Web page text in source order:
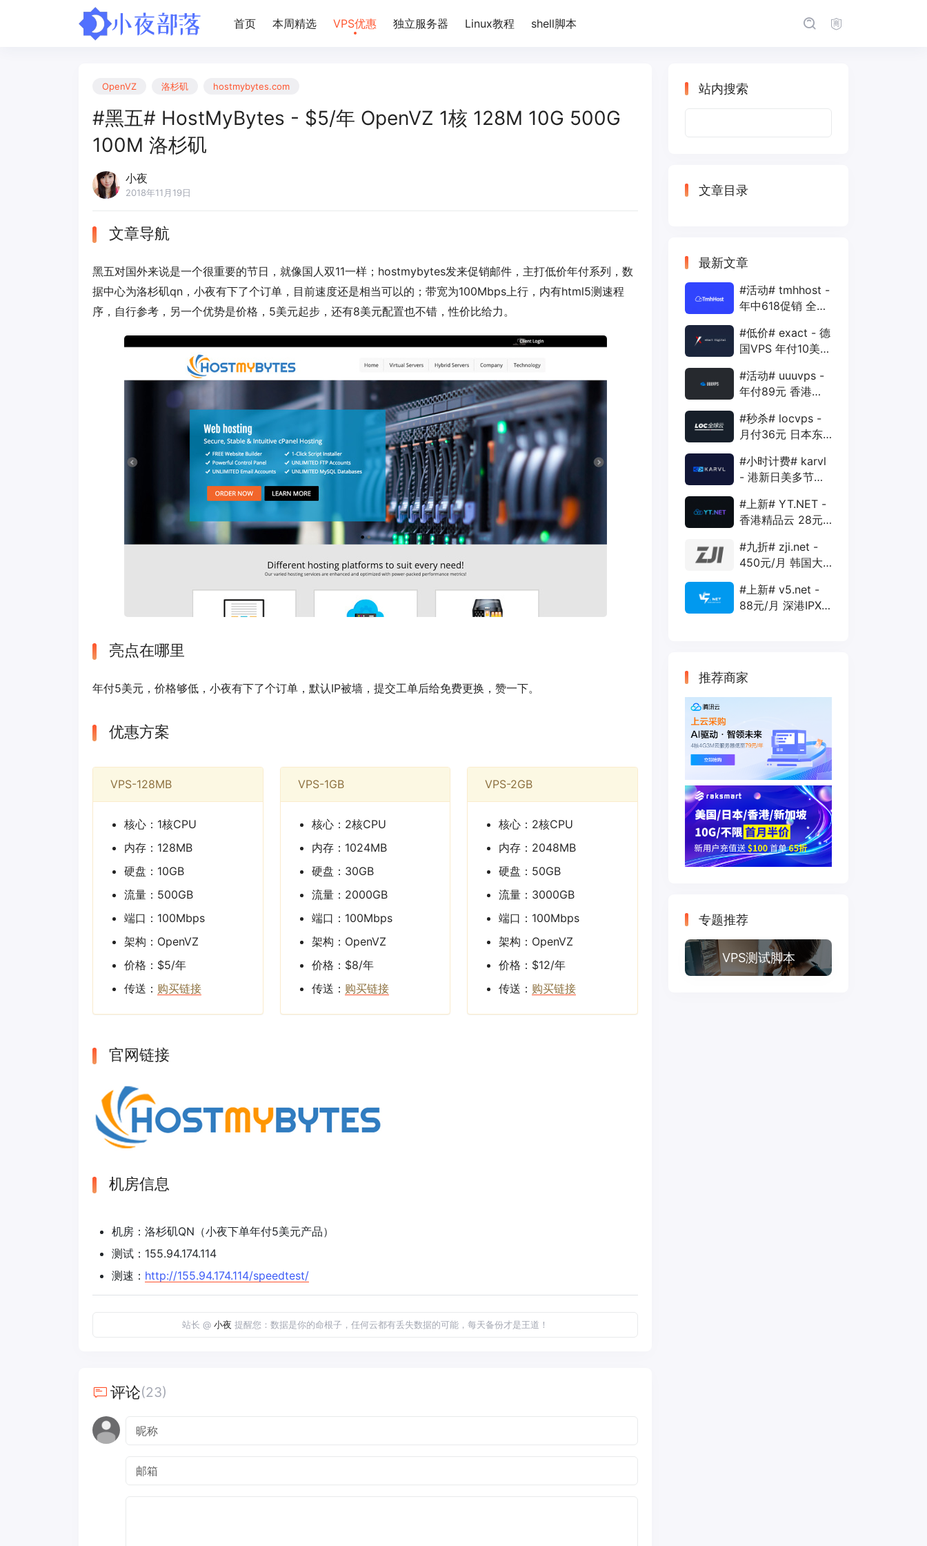
首页 本周精选 VPS优惠 独立服务器 Linux教程 shell脚本
OpenVZ 洛杉矶 hostmybytes.com
#黑五# HostMyBytes - $5/年 OpenVZ 1核 128M 10G 500G
100M 洛杉矶
小夜
2018年11月19日
文章导航
黑五对国外来说是一个很重要的节日，就像国人双11一样；hostmybytes发来促销邮件，主打低价年付系列，数
据中心为洛杉矶qn，小夜有下了个订单，目前速度还是相当可以的；带宽为100Mbps上行，内有html5测速程
序，自行参考，另一个优势是价格，5美元起步，还有8美元配置也不错，性价比给力。
亮点在哪里
年付5美元，价格够低，小夜有下了个订单，默认IP被墙，提交工单后给免费更换，赞一下。
优惠方案
VPS-128MB
核心：1核CPU
内存：128MB
硬盘：10GB
流量：500GB
端口：100Mbps
架构：OpenVZ
价格：$5/年
传送： 购买链接
VPS-1GB
核心：2核CPU
内存：1024MB
硬盘：30GB
流量：2000GB
端口：100Mbps
架构：OpenVZ
价格：$8/年
传送： 购买链接
VPS-2GB
核心：2核CPU
内存：2048MB
硬盘：50GB
流量：3000GB
端口：100Mbps
架构：OpenVZ
价格：$12/年
传送： 购买链接
官网链接
机房信息
机房：洛杉矶QN（小夜下单年付5美元产品）
测试：155.94.174.114
测速： http://155.94.174.114/speedtest/
站长 @ 小夜 提醒您：数据是你的命根子，任何云都有丢失数据的可能，每天备份才是王道！
评论(23)
站内搜索
文章目录
最新文章
#活动# tmhhost -
年中618促销 全场
年付VPS
#低价# exact - 德
国VPS 年付10美元
1Gbps
#活动# uuuvps -
年付89元 香港
400G 30M
#秒杀# locvps -
月付36元 日本东
40G 1T 450Mbps
#小时计费# karvl
- 港新日美多节点
20G 5T 1Gbps
#上新# YT.NET -
香港精品云 28元/
AS10099+移动
CMI
#九折# zji.net -
450元/月 韩国大
优化和纯国际线路
#上新# v5.net -
88元/月 深港IPX
推荐商家
专题推荐
VPS测试脚本